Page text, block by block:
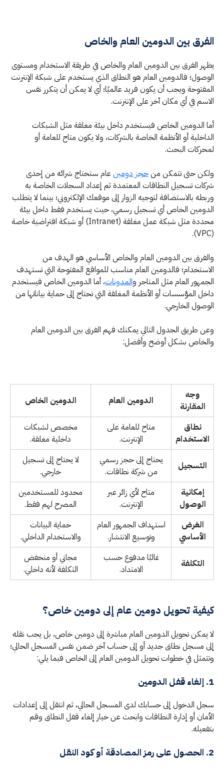
الفرق بين الدومين العام والخاص
يظهر الفرق بين الدومين العام والخاص في طريقة الاستخدام ومستوى
الوصول؛ فالدومين العام هو النطاق الذي يستخدم على شبكة الإنترنت
المفتوحة ويجب أن يكون فريد عالميًا؛ أي لا يمكن أن يتكرر نفس
الاسم في أي مكان آخر على الإنترنت.
أما الدومين الخاص فيستخدم داخل بيئة مغلقة مثل الشبكات
الداخلية أو الأنظمة الخاصة بالشركات، ولا يكون متاح للعامة أو
لمحركات البحث.
ولكن حتى تتمكن منحجز دومينعام ستحتاج شرائه من إحدى
شركات تسجيل النطاقات المعتمدة ثم إعداد السجلات الخاصة به
وربطه بالاستضافة لتوجيه الزوار إلى موقعك الإلكتروني؛ بينما لا يتطلب
الدومين الخاص أي تسجيل رسمي، حيث يستخدم فقط داخل بيئة
محددة مثل شبكة عمل مغلقة (Intranet) أو شبكة افتراضية خاصة
(VPC).
والفرق بين الدومين العام والخاص الأساسي هو الهدف من
الاستخدام؛ فالدومين العام مناسب للمواقع المفتوحة التي تستهدف
الجمهور العام مثل المتاجر والمدونات، أما الدومين الخاص فيستخدم
داخل المؤسسات أو الأنظمة المغلقة التي تحتاج إلى حماية بياناتها من
الوصول الخارجي.
وعن طريق الجدول التالي يمكنك فهم الفرق بين الدومين العام
والخاص بشكل أوضح وأفضل:
وجه
المقارنة
الدومين العام الدومين الخاص
نطاق
الاستخدام
متاح للعامة على
الإنترنت.
مخصص لشبكات
داخلية مغلقة.
التسجيل
يحتاج إلى حجز رسمي
من شركة نطاقات.
لا يحتاج إلى تسجيل
خارجي.
إمكانية
الوصول
متاح لأي زائر عبر
الإنترنت.
محدود للمستخدمين
المصرح لهم فقط.
الغرض
الأساسي
استهداف الجمهور العام
وتوسيع الانتشار.
حماية البيانات
والاستخدام الداخلي.
التكلفة
غالبًا مدفوع حسب
الامتداد.
مجاني أو منخفض
التكلفة لأنه داخلي.
كيفية تحويل دومين عام إلى دومين خاص؟
لا يمكن تحويل الدومين العام مباشرة إلى دومين خاص، بل يجب نقله
إلى مسجل نطاق جديد أو إلى حساب آخر ضمن نفس المسجل الحالي؛
وتتمثل في خطوات تحويل الدومين العام إلى الخاص فيما يلي:
1. إلغاء قفل الدومين
سجل الدخول إلى حسابك لدى المسجل الحالي، ثم انتقل إلى إعدادات
الأمان أو إدارة النطاقات وابحث عن خيار إلغاء قفل النطاق وقم
بتفعيله.
2. الحصول على رمز المصادقة أو كود النقل